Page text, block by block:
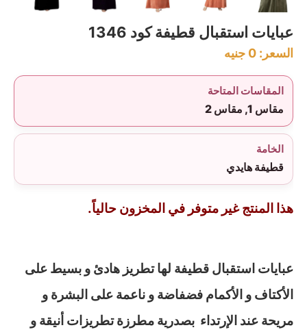
عبايات استقبال قطيفة كود 1346
السعر: 0 جنيه
المقاسات المتاحة
مقاس 1, مقاس 2
الخامة
قطيفة هايدي
هذا المنتج غير متوفر في المخزون حالياً.
عبايات استقبال قطيفة لها تطريز هادئ و بسيط على
الأكتاف و الأكمام فضفاضة و ناعمة على البشرة و
مريحة عند الإرتداء بصدرية مطرزة تطريزات أنيقة و